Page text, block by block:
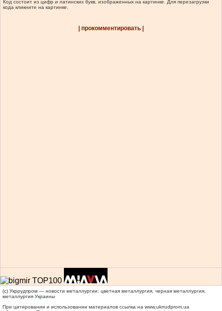
Код состоит из цифр и латинских букв, изображенных на картинке. Для перезагрузки
кода кликните на картинке.
| прокомментировать |
(c) Укррудпром — новости металлургии: цветная металлургия, черная металлургия,
металлургия Украины
При цитировании и использовании материалов ссылка на www.ukrrudprom.ua